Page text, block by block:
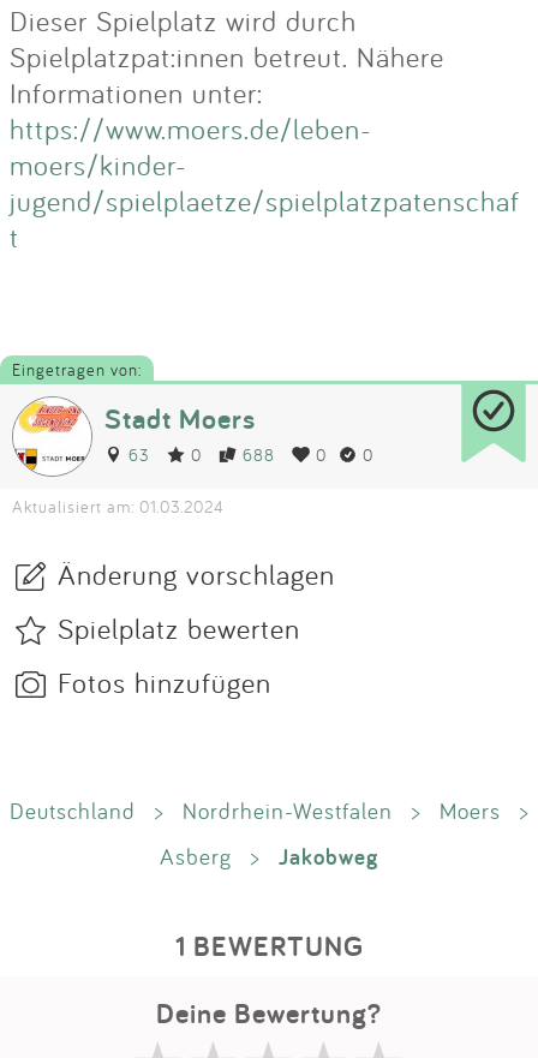
Dieser Spielplatz wird durch
Spielplatzpat:innen betreut. Nähere
Informationen unter:
https://www.moers.de/leben-
moers/kinder-
jugend/spielplaetze/spielplatzpatenschaf
t
Eingetragen von:
Stadt Moers
63 0 688 0 0
Aktualisiert am: 01.03.2024
Änderung vorschlagen
Spielplatz bewerten
Fotos hinzufügen
Deutschland > Nordrhein-Westfalen > Moers
>
Asberg
> Jakobweg
1 BEWERTUNG
Deine Bewertung?